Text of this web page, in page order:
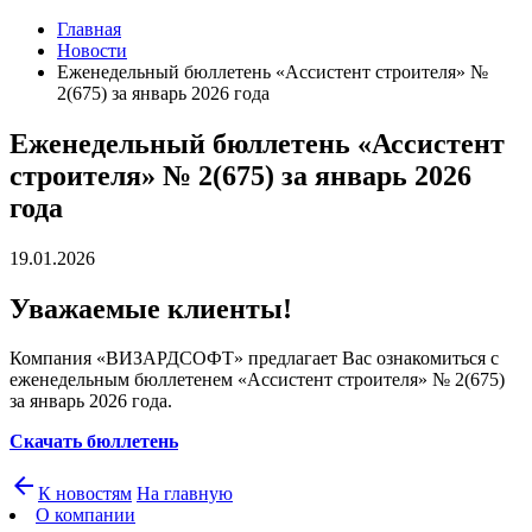
Главная
Новости
Еженедельный бюллетень «Ассистент строителя» №
2(675) за январь 2026 года
Еженедельный бюллетень «Ассистент
строителя» № 2(675) за январь 2026
года
19.01.2026
Уважаемые клиенты!
Компания «ВИЗАРДСОФТ» предлагает Вас ознакомиться с
еженедельным бюллетенем «Ассистент строителя» № 2(675)
за январь 2026 года.
Скачать бюллетень
arrow_back К новостям На главную
О компании